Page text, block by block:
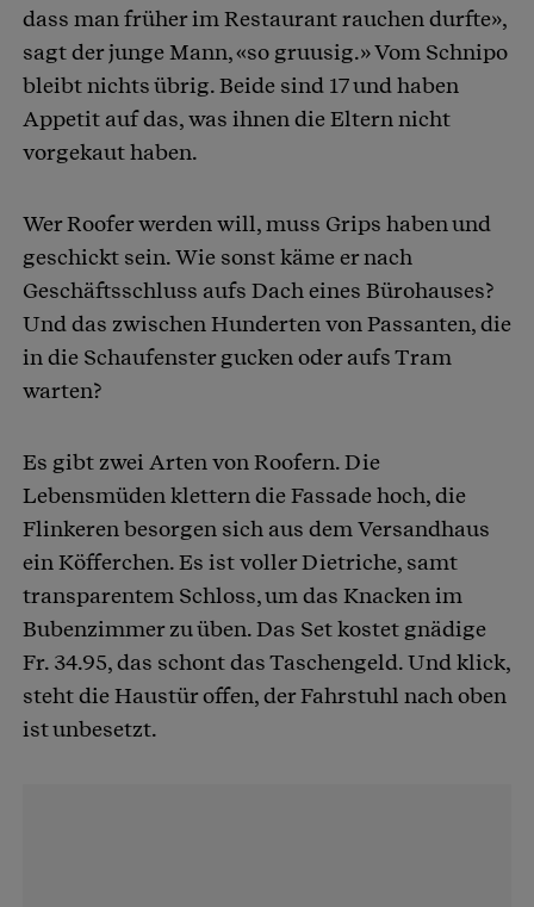
dass man früher im Restaurant rauchen durfte»,
sagt der junge Mann, «so gruusig.» Vom Schnipo
bleibt nichts übrig. Beide sind 17 und haben
Appetit auf das, was ihnen die Eltern nicht
vorgekaut haben.
Wer Roofer werden will, muss Grips haben und
geschickt sein. Wie sonst käme er nach
Geschäftsschluss aufs Dach eines Bürohauses?
Und das zwischen Hunderten von Passanten, die
in die Schaufenster gucken oder aufs Tram
warten?
Es gibt zwei Arten von Roofern. Die
Lebensmüden klettern die Fassade hoch, die
Flinkeren besorgen sich aus dem Versandhaus
ein Köfferchen. Es ist voller Dietriche, samt
transparentem Schloss, um das Knacken im
Bubenzimmer zu üben. Das Set kostet gnädige
Fr. 34.95, das schont das Taschengeld. Und klick,
steht die Haustür offen, der Fahrstuhl nach oben
ist unbesetzt.